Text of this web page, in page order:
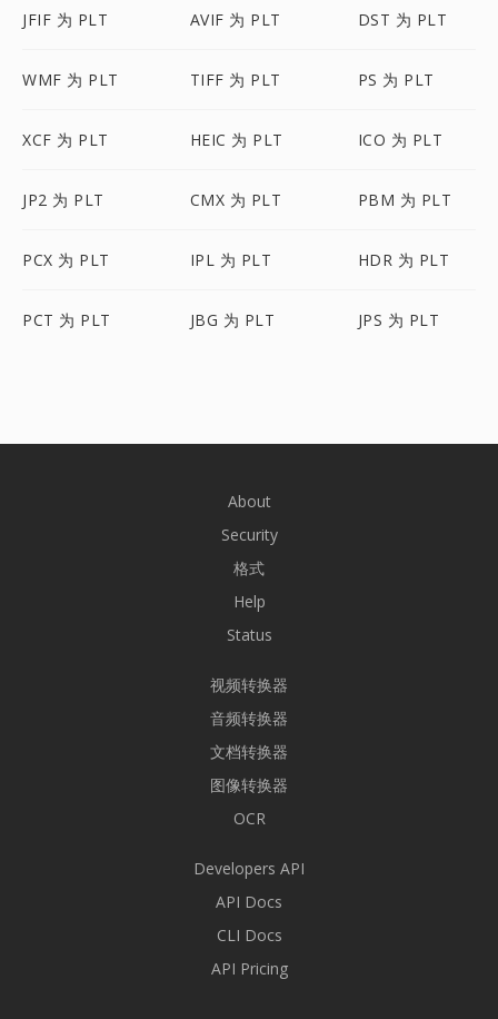
JFIF 为 PLT AVIF 为 PLT DST 为 PLT
WMF 为 PLT TIFF 为 PLT PS 为 PLT
XCF 为 PLT HEIC 为 PLT ICO 为 PLT
JP2 为 PLT CMX 为 PLT PBM 为 PLT
PCX 为 PLT IPL 为 PLT HDR 为 PLT
PCT 为 PLT JBG 为 PLT JPS 为 PLT
About
Security
格式
Help
Status
视频转换器
音频转换器
文档转换器
图像转换器
OCR
Developers API
API Docs
CLI Docs
API Pricing